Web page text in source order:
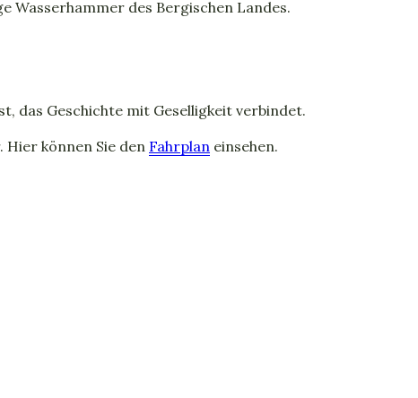
des Bergischen Landes.
das Geschichte mit Geselligkeit verbindet.
können Sie den Fahrplan einsehen.